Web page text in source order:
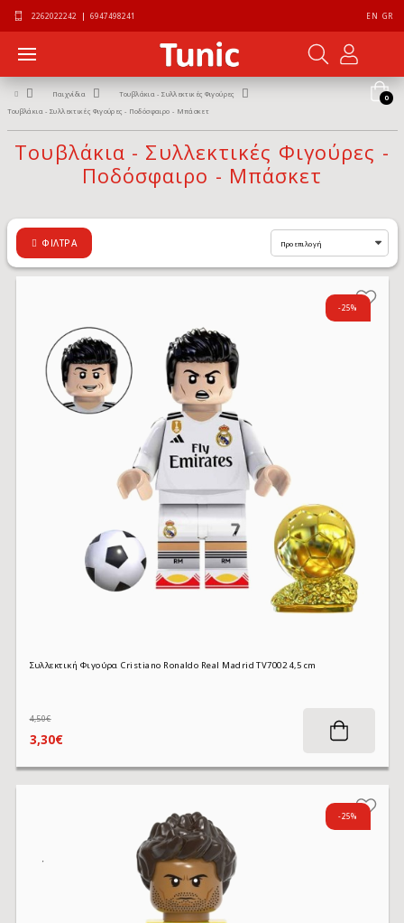
2262022242 | 6947498241 EN GR
0
Παιχνίδια
Τουβλάκια - Συλλεκτικές Φιγούρες
Τουβλάκια - Συλλεκτικές Φιγούρες - Ποδόσφαιρο - Μπάσκετ
Τουβλάκια - Συλλεκτικές Φιγούρες -
Ποδόσφαιρο - Μπάσκετ
ΦΊΛΤΡΑ
-25%
Συλλεκτική Φιγούρα Cristiano Ronaldo Real Madrid TV7002 4,5 cm
3,30€
4,50€
-25%